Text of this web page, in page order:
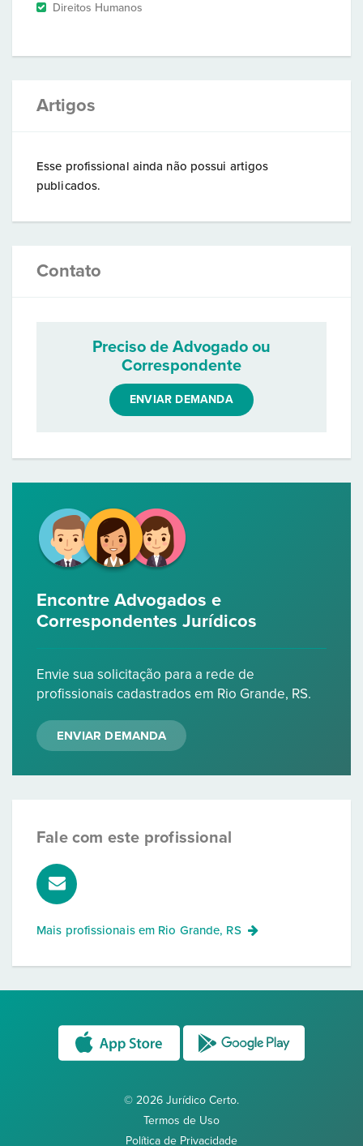
Direitos Humanos
Artigos
Esse profissional ainda não possui artigos
publicados.
Contato
Preciso de Advogado ou
Correspondente
ENVIAR DEMANDA
Encontre Advogados e
Correspondentes Jurídicos
Envie sua solicitação para a rede de
profissionais cadastrados em Rio Grande, RS.
ENVIAR DEMANDA
Fale com este profissional
Mais profissionais em Rio Grande, RS
© 2026 Jurídico Certo.
Termos de Uso
Política de Privacidade